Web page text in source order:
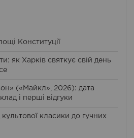
Конституції
як Харків святкує свій день
(«Майкл», 2026): дата
і перші відгуки
культової класики до гучних